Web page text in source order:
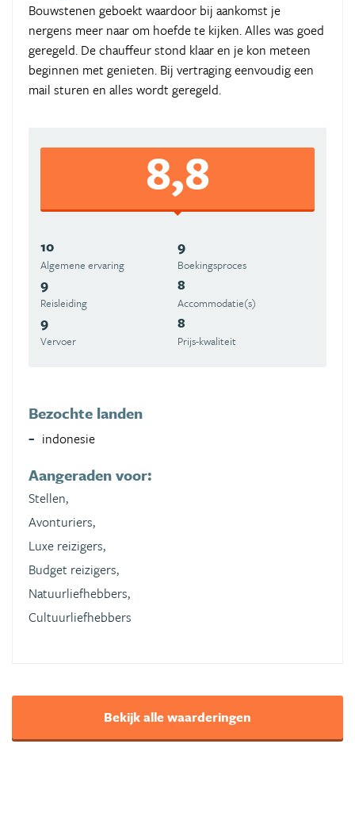
Bouwstenen geboekt waardoor bij aankomst je
nergens meer naar om hoefde te kijken. Alles was goed
geregeld. De chauffeur stond klaar en je kon meteen
beginnen met genieten. Bij vertraging eenvoudig een
mail sturen en alles wordt geregeld.
8,8
10
Algemene ervaring
9
Boekingsproces
9
Reisleiding
8
Accommodatie(s)
9
Vervoer
8
Prijs-kwaliteit
Bezochte landen
indonesie
Aangeraden voor:
Stellen,
Avonturiers,
Luxe reizigers,
Budget reizigers,
Natuurliefhebbers,
Cultuurliefhebbers
Bekijk alle waarderingen